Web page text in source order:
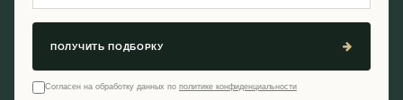
ПОЛУЧИТЬ ПОДБОРКУ
Согласен на обработку данных по политике конфиденциальности